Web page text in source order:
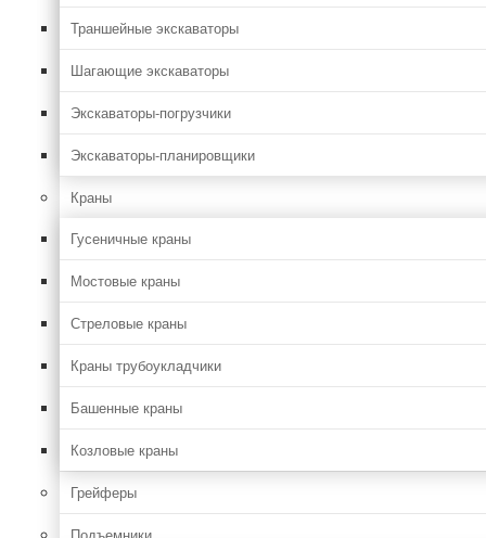
Траншейные экскаваторы
Шагающие экскаваторы
Экскаваторы-погрузчики
Экскаваторы-планировщики
Краны
Гусеничные краны
Мостовые краны
Стреловые краны
Краны трубоукладчики
Башенные краны
Козловые краны
Грейферы